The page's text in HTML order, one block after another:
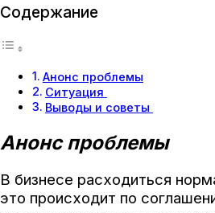
Содержание
Анонс проблемы
Ситуация
Выводы и советы
Анонс проблемы
В бизнесе расходиться
это происходит по